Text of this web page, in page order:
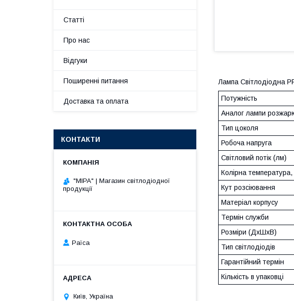
Лампа Світлодіодна
Потужність
Аналог лампи
Тип цоколя
Робоча напруга
Світловий потік (лм)
Колірна температура,
Кут розсіювання
Матеріал корпусу
Термін служби
Розміри (ДхШхВ)
Тип світлодіодів
Гарантійний термін
Кількість в упаковці
Статті
Про нас
Відгуки
Поширенні питання
Доставка та оплата
КОНТАКТИ
"МІРА" | Магазин світлодіодної
продукції
Раїса
Київ, Україна